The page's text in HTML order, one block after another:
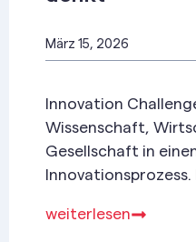
März 15, 2026
Innovation
Wissenschaft,
Gesellschaft in
Innovationsprozess.
Perspektiven
weiterlesen